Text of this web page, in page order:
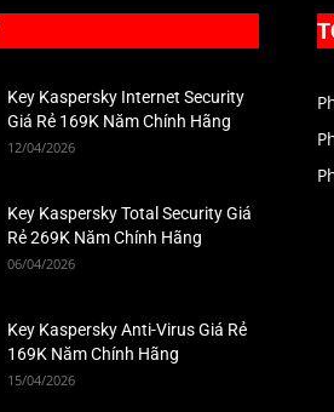
Key Kaspersky Internet Security
Giá Rẻ 169K Năm Chính Hãng
12/04/2026
Key Kaspersky Total Security Giá
Rẻ 269K Năm Chính Hãng
06/04/2026
Key Kaspersky Anti-Virus Giá Rẻ
169K Năm Chính Hãng
15/04/2026